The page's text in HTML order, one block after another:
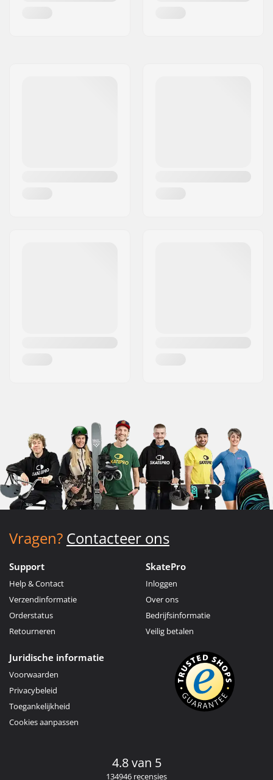
Vragen? Contacteer ons
Support
Help & Contact
Verzendinformatie
Orderstatus
Retourneren
SkatePro
Inloggen
Over ons
Bedrijfsinformatie
Veilig betalen
Juridische informatie
Voorwaarden
Privacybeleid
Toegankelijkheid
Cookies aanpassen
4.8 van 5
134946 recensies